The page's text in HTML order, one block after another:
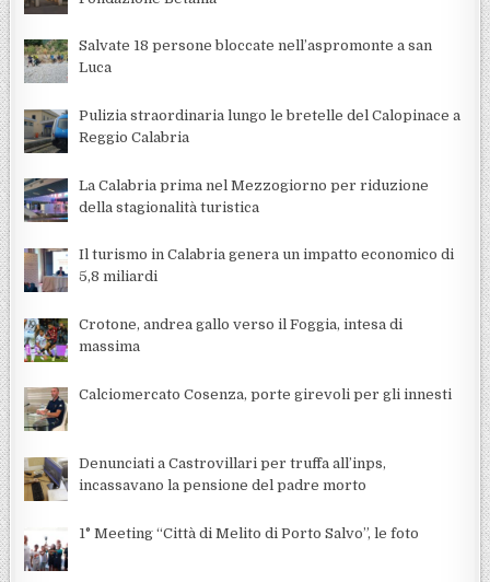
Salvate 18 persone bloccate nell’aspromonte a san
Luca
Pulizia straordinaria lungo le bretelle del Calopinace a
Reggio Calabria
La Calabria prima nel Mezzogiorno per riduzione
della stagionalità turistica
Il turismo in Calabria genera un impatto economico di
5,8 miliardi
Crotone, andrea gallo verso il Foggia, intesa di
massima
Calciomercato Cosenza, porte girevoli per gli innesti
Denunciati a Castrovillari per truffa all’inps,
incassavano la pensione del padre morto
1° Meeting “Città di Melito di Porto Salvo”, le foto